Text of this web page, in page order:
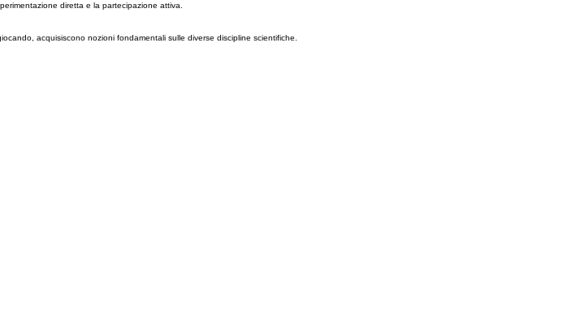
diretta e la partecipazione attiva.
acquisiscono nozioni fondamentali sulle diverse discipline scientifiche.